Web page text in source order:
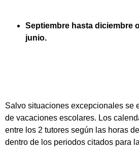
Septiembre hasta diciembre
junio.
Salvo situaciones excepcionales se
de vacaciones escolares. Los
entre los 2 tutores según las horas
dentro de los periodos citados para